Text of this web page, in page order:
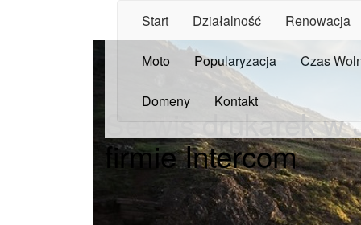
Start Działalność Renowacja
Moto Popularyzacja Czas
Domeny Kontakt
Serwis drukarek
firmie Intercom